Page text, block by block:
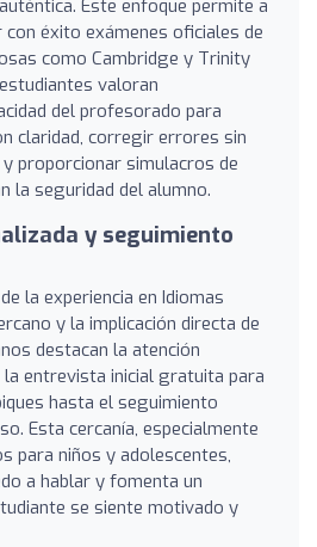
Este enfoque permite a
éxito exámenes oficiales de
como Cambridge y Trinity
valoran
del profesorado para
claridad, corregir errores sin
proporcionar simulacros de
la seguridad del alumno.
y seguimiento
la experiencia en Idiomas
y la implicación directa de
destacan la atención
la entrevista inicial gratuita para
hasta el seguimiento
Esta cercanía, especialmente
para niños y adolescentes,
a hablar y fomenta un
se siente motivado y